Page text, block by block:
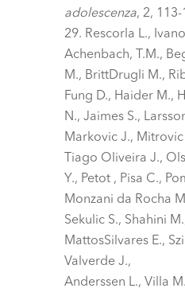
adolescenza, 2, 113-
Rescorla L.,
Achenbach, T.M.,
M., BrittDrugli M.,
Fung D., Haider M.,
N., Jaimes S.,
Markovic J., Mitrovic
Tiago Oliveira J.,
Y., Petot , Pisa C.,
Monzani da Rocha
Sekulic S., Shahini
MattosSilvares E.,
Valverde J.,
Anderssen L., Villa